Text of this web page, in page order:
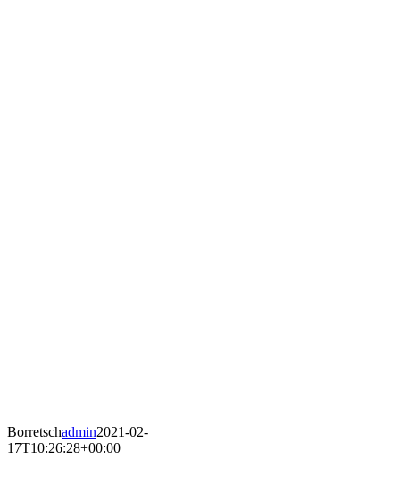
Borretschadmin2021-02-
17T10:26:28+00:00